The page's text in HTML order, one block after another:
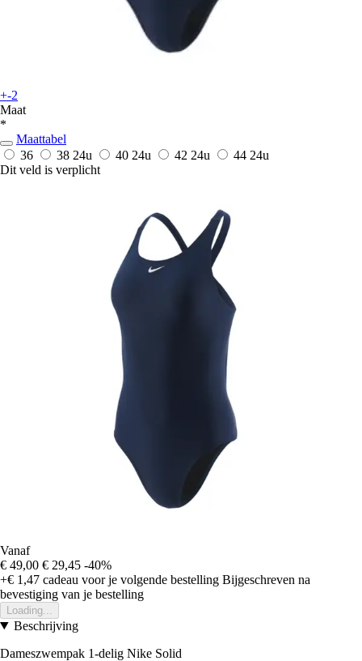
+-2
Maat
*
Maattabel
36
38 24u 40 24u 42 24u 44 24u
Dit veld is verplicht
Vanaf
€ 49,00 € 29,45 -40%
+€ 1,47 cadeau voor je volgende bestelling Bijgeschreven na
bevestiging van je bestelling
Loading...
Beschrijving
Dameszwempak 1-delig Nike Solid